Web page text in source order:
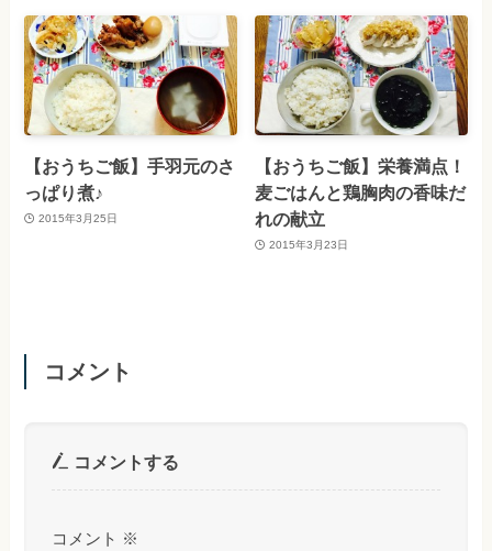
【おうちご飯】手羽元のさ
っぱり煮♪
2015年3月25日
【おうちご飯】栄養満点！
麦ごはんと鶏胸肉の香味だ
れの献立
2015年3月23日
コメント
コメントする
コメント ※